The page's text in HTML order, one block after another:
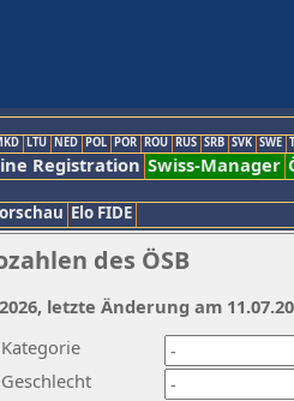
LTU NED POL POR ROU RUS SRB SVK SWE
Registration Swiss-Manager
Elo FIDE
des ÖSB
Kategorie
Geschlecht
letzte Änderung am